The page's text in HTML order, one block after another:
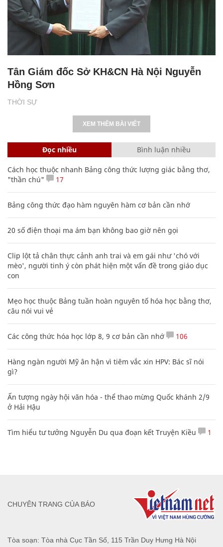
THỜI SỰ
Tân Giám đốc Sở KH&CN Hà Nội Nguyễn
Hồng Sơn
XEM THÊM BÀI VIẾT
Đọc nhiều Bình luận nhiều
Cách học thuộc nhanh Bảng công thức lượng giác bằng thơ,
"thần chú"
17
Bảng công thức đạo hàm nguyên hàm cơ bản cần nhớ
20 số điện thoại ma ám bạn không bao giờ nên gọi
Clip lột tả chân thực cảnh anh trai và em gái như 'chó với
mèo', người tinh ý còn phát hiện một vấn đề trong giáo dục
con
Mẹo học thuộc Bảng tuần hoàn nguyên tố hóa học bằng thơ,
câu nói vui vẻ
Các công thức hóa học lớp 8, 9 cơ bản cần nhớ 106
Hàng ngàn người Mỹ ân hận vì tiêm vắc xin HPV: Bác sĩ nói
gì?
Ấn tượng ngày hội văn hóa - thể thao mừng Quốc khánh 2/9
ở Hải Hậu
Tìm hiểu tư tưởng Nguyễn Du qua đoạn kết Truyện Kiều 1
Tòa soạn: Tòa nhà Cục Tần Số, 115 Trần Duy Hưng Hà Nội
CHUYÊN TRANG CỦA BÁO